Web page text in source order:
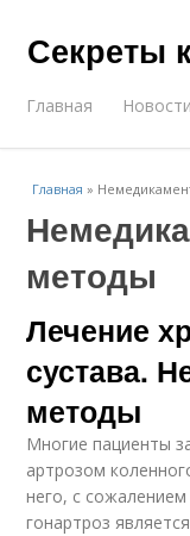
Секреты
Главная Новости
Главная »
методы
Лечение
сустава.
методы
Многие пациенты
артрозом
него, с
гонартроз